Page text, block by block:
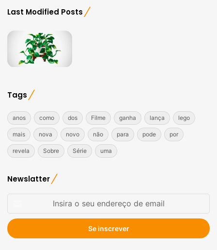
Last Modified Posts
Tags
anos como dos Filme ganha lança lego
mais nova novo não para pode por
revela Sobre Série uma
Newslatter
Insira
seu
endereço
de